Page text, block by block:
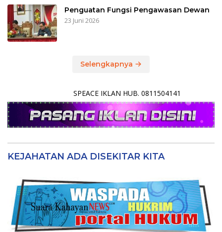
Penguatan Fungsi Pengawasan Dewan
23 Juni 2026
Selengkapnya
SPEACE IKLAN HUB. 0811504141
KEJAHATAN ADA DISEKITAR KITA